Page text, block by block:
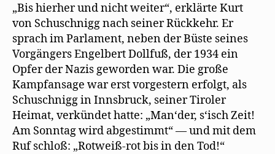
„Bis hierher und nicht weiter“, erklärte Kurt
von Schuschnigg nach seiner Rückkehr. Er
sprach im Parlament, neben der Büste seines
Vorgängers Engelbert Dollfuß, der 1934 ein
Opfer der Nazis geworden war. Die große
Kampfansage war erst vorgestern erfolgt, als
Schuschnigg in Innsbruck, seiner Tiroler
Heimat, verkündet hatte: „Man‘der, s‘isch Zeit!
Am Sonntag wird abgestimmt“ — und mit dem
Ruf schloß: „Rotweiß-rot bis in den Tod!“